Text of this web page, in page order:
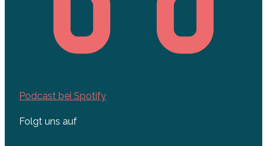
Podcast bei Spotify
Folgt uns auf